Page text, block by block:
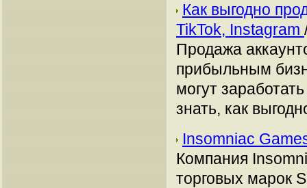
Как выгодно
TikTok, Instagram
Продажа
прибыльным
могут
знать, как
Insomniac
Компания
торговых марок